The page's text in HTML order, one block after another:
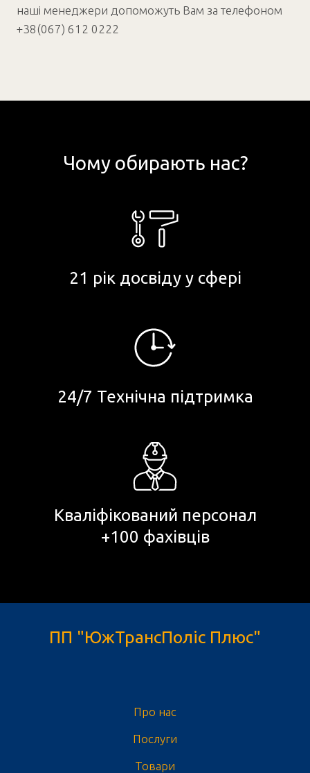
наші менеджери допоможуть Вам за телефоном
+38(067) 612 0222
Чому обирають нас?
21 рік досвіду у сфері
24/7 Технічна підтримка
Кваліфікований персонал
+100 фахівців
ПП "ЮжТрансПоліс Плюс"
Про нас
Послуги
Товари